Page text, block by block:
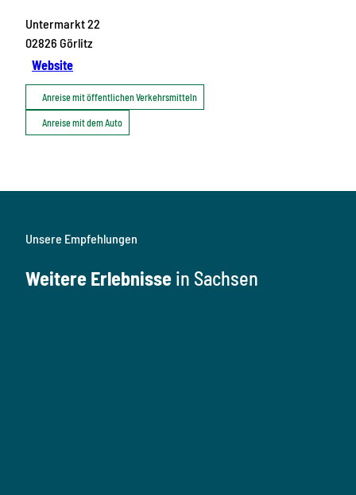
Untermarkt 22
02826 Görlitz
Website
Anreise mit öffentlichen Verkehrsmitteln
Anreise mit dem Auto
Unsere Empfehlungen
Weitere Erlebnisse in Sachsen